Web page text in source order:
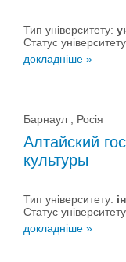
Тип університету:
Статус
докладніше »
Барнаул , Росія
Алтайский
культуры
Тип університету:
Статус
докладніше »